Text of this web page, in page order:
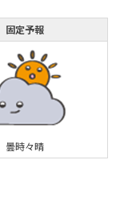
固定予報
曇時々晴